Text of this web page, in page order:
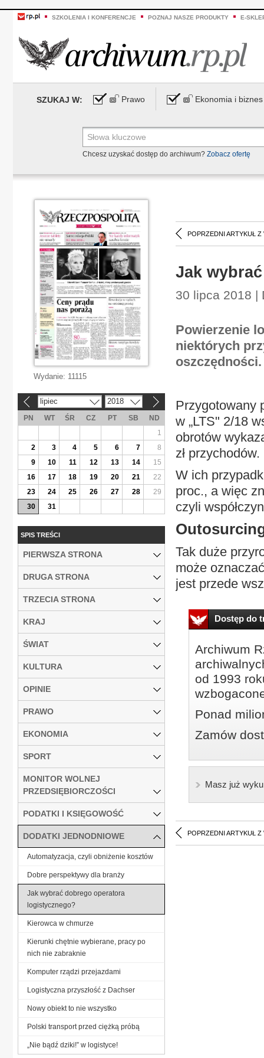
SZKOLENIA I KONFERENCJE POZNAJ NASZE PRODUKTY E-
SZUKAJ W: Prawo Ekonomia i biznes
Chcesz uzyskać dostęp do archiwum? Zobacz ofertę
POPRZEDNI ARTYKUŁ Z
Jak
30 lipca 2018 |
Powierzenie
niektórych
oszczędności.
Przygotowany
w „LTS" 2/18
obrotów
zł przychodów.
W ich
proc., a więc
czyli
Tak duże
może
jest przede
Dostęp do
Archiwum
od 1993
Ponad
Zamów
Masz już
POPRZEDNI ARTYKUŁ Z
Wydanie: 11115
lipiec 2018
PN WT ŚR CZ PT SB
ND
1
2
3 4 5 6 7
8
9
10 11 12 13 14
15
16
17 18 19 20 21
22
23
24 25 26 27 28
29
30
31
SPIS TREŚCI
PIERWSZA STRONA
DRUGA STRONA
TRZECIA STRONA
KRAJ
ŚWIAT
KULTURA
OPINIE
PRAWO
EKONOMIA
SPORT
MONITOR WOLNEJ
PRZEDSIĘBIORCZOŚCI
PODATKI I KSIĘGOWOŚĆ
DODATKI JEDNODNIOWE
Automatyzacja, czyli obniżenie kosztów
Dobre perspektywy dla branży
Jak wybrać dobrego operatora
logistycznego?
Kierowca w chmurze
Kierunki chętnie wybierane, pracy po
nich nie zabraknie
Komputer rządzi przejazdami
Logistyczna przyszłość z Dachser
Nowy obiekt to nie wszystko
Polski transport przed ciężką próbą
„Nie bądź dziki!” w logistyce!